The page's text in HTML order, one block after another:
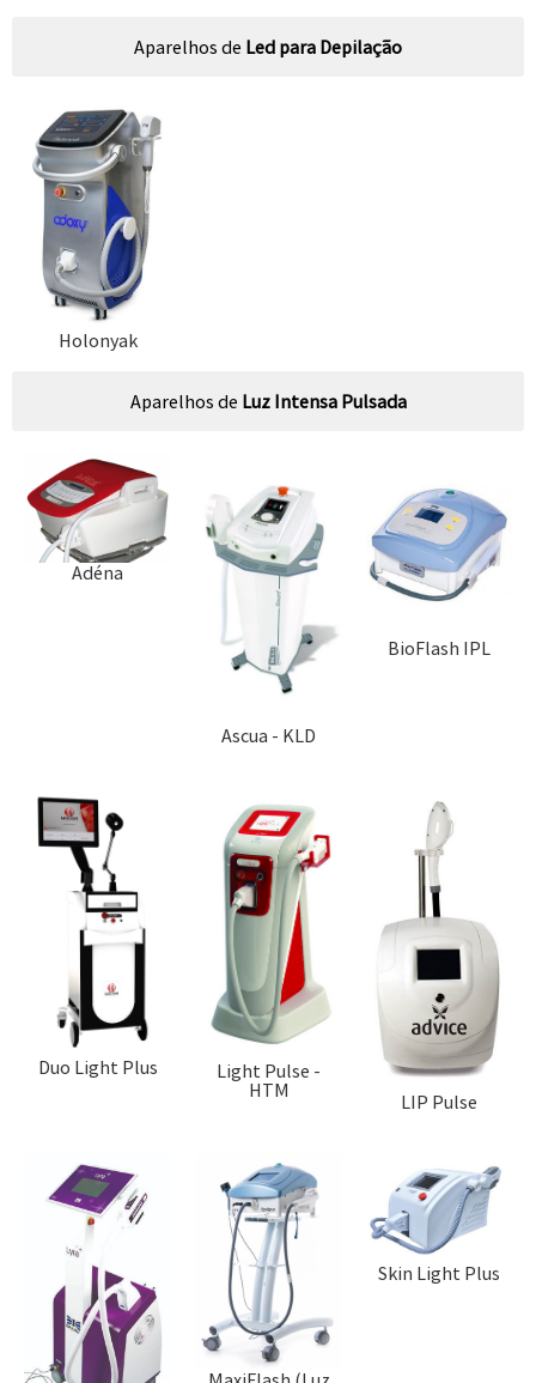
Aparelhos de Led para Depilação
Holonyak
Aparelhos de Luz Intensa Pulsada
Adéna
Ascua - KLD
BioFlash IPL
Duo Light Plus
Light Pulse -
HTM
LIP Pulse
Skin Light Plus